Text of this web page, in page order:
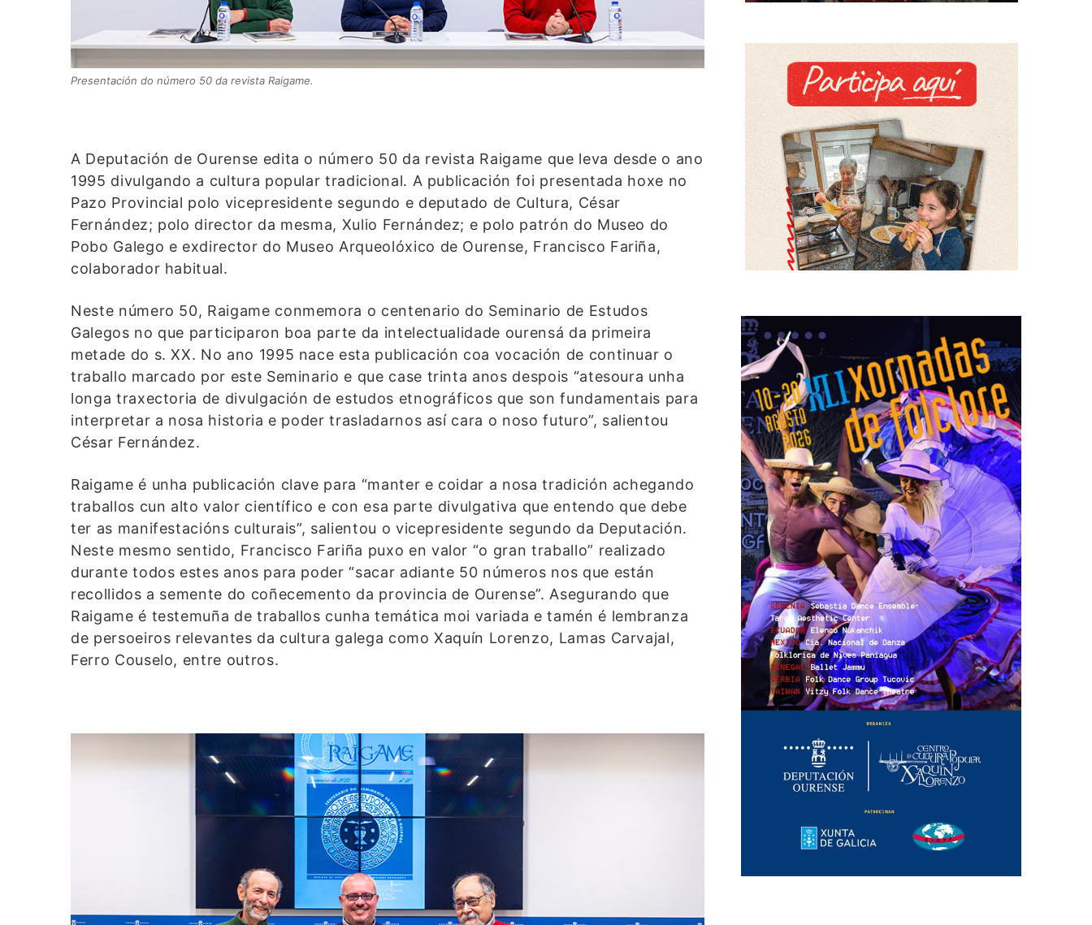
Presentación do número 50 da revista Raigame.
A Deputación de Ourense edita o número 50 da revista Raigame que leva desde o ano
1995 divulgando a cultura popular tradicional. A publicación foi presentada hoxe no
Pazo Provincial polo vicepresidente segundo e deputado de Cultura, César
Fernández; polo director da mesma, Xulio Fernández; e polo patrón do Museo do
Pobo Galego e exdirector do Museo Arqueolóxico de Ourense, Francisco Fariña,
colaborador habitual.
Neste número 50, Raigame conmemora o centenario do Seminario de Estudos
Galegos no que participaron boa parte da intelectualidade ourensá da primeira
metade do s. XX. No ano 1995 nace esta publicación coa vocación de continuar o
traballo marcado por este Seminario e que case trinta anos despois “atesoura unha
longa traxectoria de divulgación de estudos etnográficos que son fundamentais para
interpretar a nosa historia e poder trasladarnos así cara o noso futuro”, salientou
César Fernández.
Raigame é unha publicación clave para “manter e coidar a nosa tradición achegando
traballos cun alto valor científico e con esa parte divulgativa que entendo que debe
ter as manifestacións culturais”, salientou o vicepresidente segundo da Deputación.
Neste mesmo sentido, Francisco Fariña puxo en valor “o gran traballo” realizado
durante todos estes anos para poder “sacar adiante 50 números nos que están
recollidos a semente do coñecemento da provincia de Ourense”. Asegurando que
Raigame é testemuña de traballos cunha temática moi variada e tamén é lembranza
de persoeiros relevantes da cultura galega como Xaquín Lorenzo, Lamas Carvajal,
Ferro Couselo, entre outros.